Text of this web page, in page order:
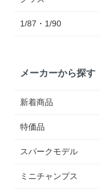
1/87・1/90
メーカーから探す
新着商品
特価品
スパークモデル
ミニチャンプス